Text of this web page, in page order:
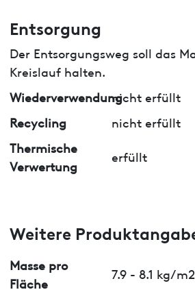
Entsorgung
Der Entsorgungsweg soll das
Kreislauf halten.
Wiederverwendungnicht erfüllt
Recycling
nicht erfüllt
Thermische
Verwertung
erfüllt
Weitere
Masse pro
Fläche
7.9 - 8.1 kg/m2